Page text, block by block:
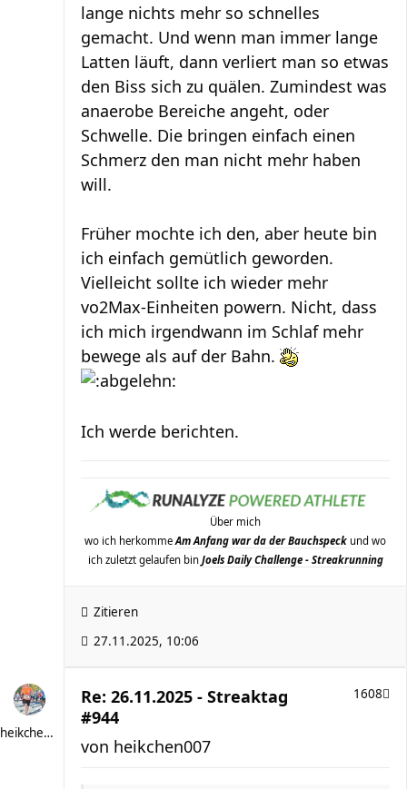
lange nichts mehr so schnelles
gemacht. Und wenn man immer lange
Latten läuft, dann verliert man so etwas
den Biss sich zu quälen. Zumindest was
anaerobe Bereiche angeht, oder
Schwelle. Die bringen einfach einen
Schmerz den man nicht mehr haben
will.
Früher mochte ich den, aber heute bin
ich einfach gemütlich geworden.
Vielleicht sollte ich wieder mehr
vo2Max-Einheiten powern. Nicht, dass
ich mich irgendwann im Schlaf mehr
bewege als auf der Bahn.
Ich werde berichten.
Über mich
wo ich herkommeAm Anfang war da der Bauchspeck und wo
ich zuletzt gelaufen bin Joels Daily Challenge - Streakrunning
Zitieren
27.11.2025, 10:06
heikchen007
Re: 26.11.2025 - Streaktag
#944
1608
von heikchen007